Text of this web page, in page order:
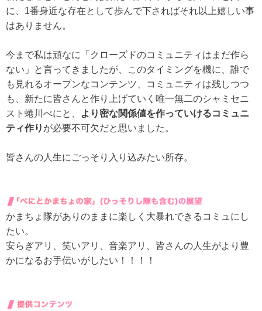
に、1番身近な存在として歩んで下さればそれ以上嬉しい事
はありません。
今まで私は頑なに「クローズドのコミュニティはまだ作ら
ない」と言ってきましたが、このタイミングを機に、誰で
も見れるオープンなコンテンツ、コミュニティは残しつつ
も、新たに皆さんと作り上げていく唯一無二のシャミセニ
スト蜷川べにと、
より密な関係値を作っていけるコミュニ
ティ作り が必要不可欠だと思いました。
皆さんの人生にごっそり入り込みたい所存。
かまちょ隊がありのままに楽しく大暴れできるコミュにし
たい。
安らぎアリ、笑いアリ、音楽アリ、皆さんの人生がより豊
かになるお手伝いがしたい！！！！